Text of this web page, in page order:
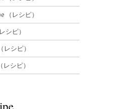
（レシピ）
シピ）
レシピ）
レシピ）